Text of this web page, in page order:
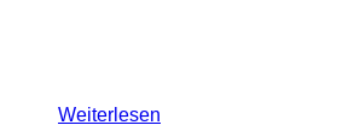
Weiterlesen